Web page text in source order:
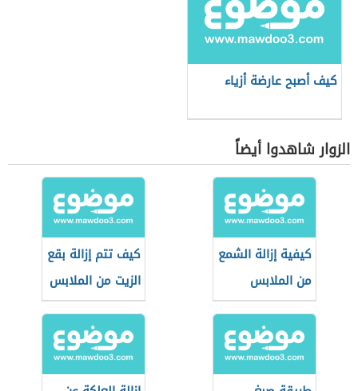
كيف أصبح عارضة أزياء
الزوار شاهدوا أيضاً
كيفية إزالة الشمع
من الملابس
كيف تتم إزالة بقع
الزيت من الملابس